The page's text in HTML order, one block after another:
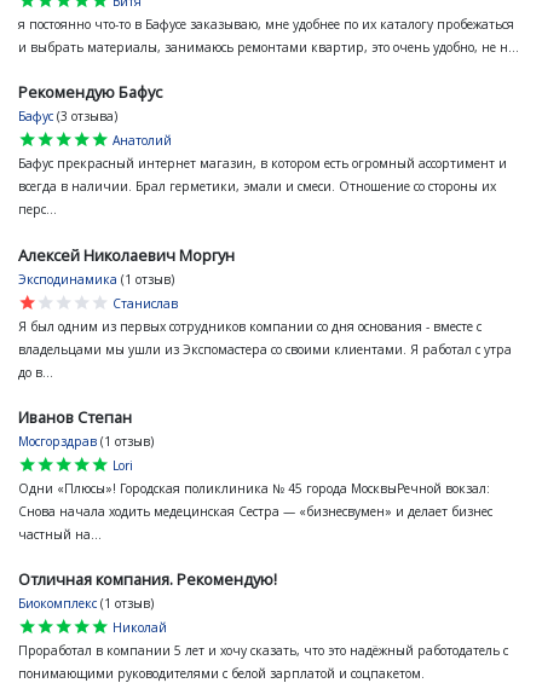
я постоянно что-то в Бафусе заказываю, мне удобнее по их каталогу пробежаться
и выбрать материалы, занимаюсь ремонтами квартир, это очень удобно, не н...
Рекомендую Бафус
Бафус (3 отзыва)
star
star
star
star
star
Анатолий
Бафус прекрасный интернет магазин, в котором есть огромный ассортимент и
всегда в наличии. Брал герметики, эмали и смеси. Отношение со стороны их
перс...
Алексей Николаевич Моргун
Эксподинамика (1 отзыв)
star
star
star
star
star
Станислав
Я был одним из первых сотрудников компании со дня основания - вместе с
владельцами мы ушли из Экспомастера со своими клиентами. Я работал с утра
до в...
Иванов Степан
Мосгорздрав (1 отзыв)
star
star
star
star
star
Lori
Одни «Плюсы»! Городская поликлиника № 45 города МосквыРечной вокзал:
Снова начала ходить медецинская Сестра — «бизнесвумен» и делает бизнес
частный на...
Отличная компания. Рекомендую!
Биокомплекс (1 отзыв)
star
star
star
star
star
Николай
Проработал в компании 5 лет и хочу сказать, что это надёжный работодатель с
понимающими руководителями с белой зарплатой и соцпакетом.